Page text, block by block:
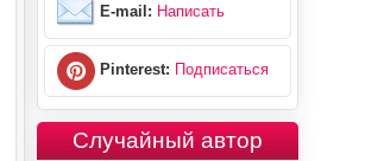
E-mail: Написать
Pinterest: Подписаться
Случайный автор